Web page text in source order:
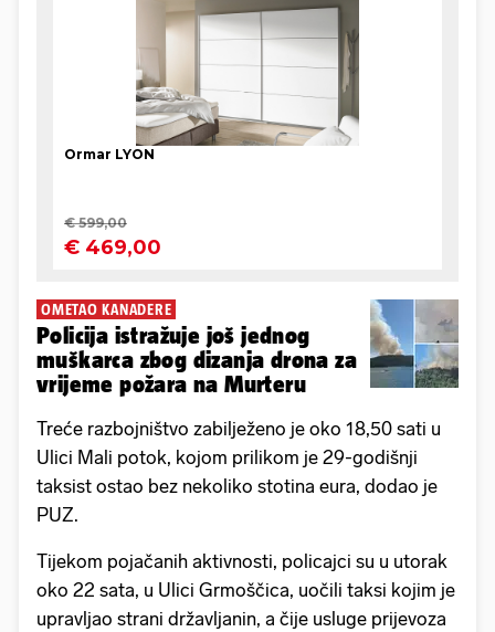
OMETAO KANADERE
Policija istražuje još jednog
muškarca zbog dizanja drona za
vrijeme požara na Murteru
Treće razbojništvo zabilježeno je oko 18,50 sati u
Ulici Mali potok, kojom prilikom je 29-godišnji
taksist ostao bez nekoliko stotina eura, dodao je
PUZ.
Tijekom pojačanih aktivnosti, policajci su u utorak
oko 22 sata, u Ulici Grmoščica, uočili taksi kojim je
upravljao strani državljanin, a čije usluge prijevoza